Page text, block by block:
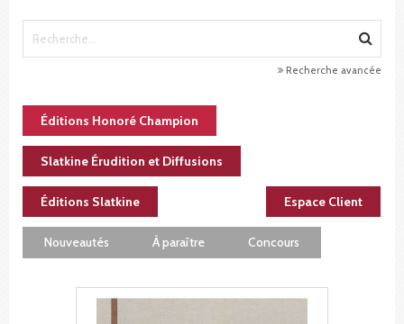
Recherche avancée
Éditions Honoré Champion
Slatkine Érudition et Diffusions
Éditions Slatkine Espace Client
Nouveautés À paraître Concours